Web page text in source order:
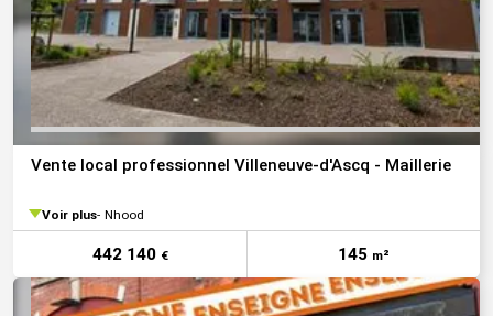
Vente local professionnel Villeneuve-d'Ascq - Maillerie
Voir plus Nhood
442 140 € 145 m²